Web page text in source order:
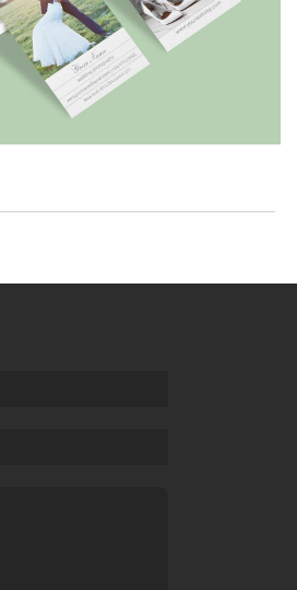
मुफ्त डाउनलोड